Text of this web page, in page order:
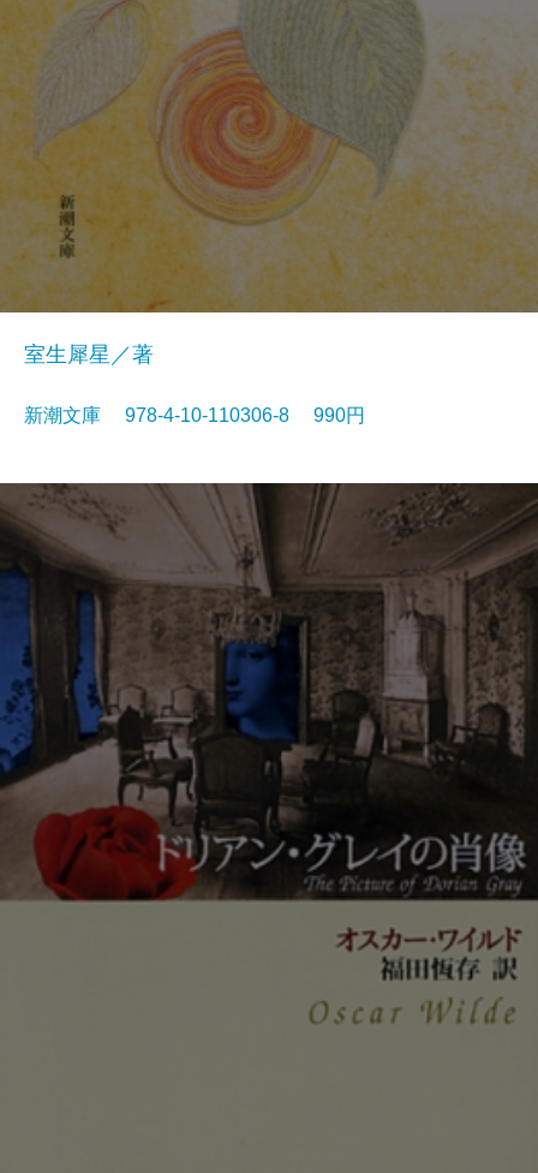
室生犀星／著
新潮文庫 978-4-10-110306-8 990円